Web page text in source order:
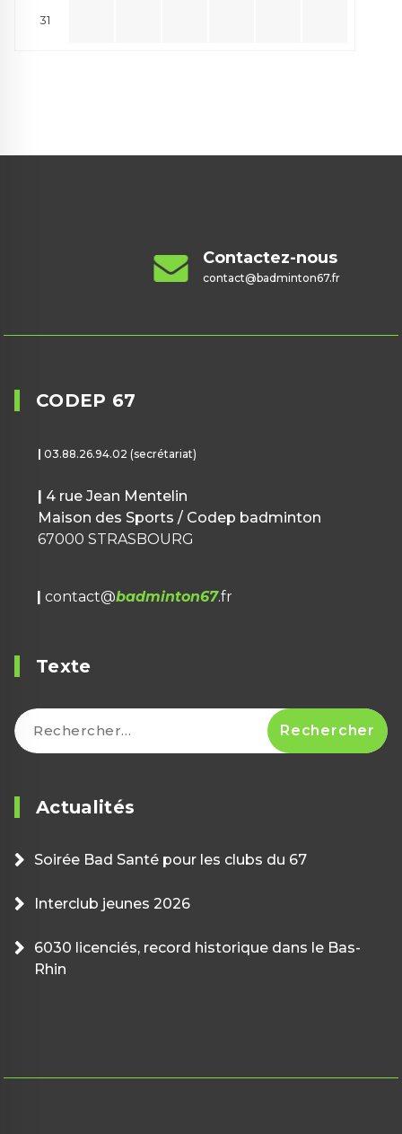
31
Contactez-nous
contact@badminton67.fr
CODEP 67
03.88.26.94.02 (secrétariat)
4 rue Jean Mentelin
Maison des Sports / Codep badminton
67000 STRASBOURG
contact@badminton67.fr
Texte
Rechercher :
Actualités
Soirée Bad Santé pour les clubs du 67
Interclub jeunes 2026
6030 licenciés, record historique dans le Bas-
Rhin